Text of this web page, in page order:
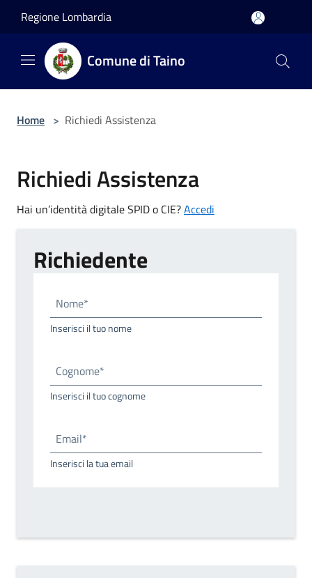
Regione Lombardia
Comune di Taino
Home > Richiedi Assistenza
Richiedi Assistenza
Hai un’identità digitale SPID o CIE?Accedi
Richiedente
Nome*
Inserisci il tuo nome
Cognome*
Inserisci il tuo cognome
Email*
Inserisci la tua email